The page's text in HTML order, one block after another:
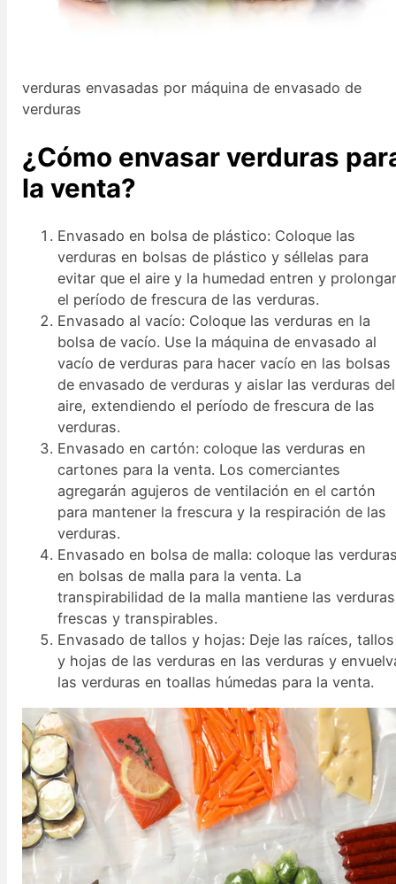
verduras envasadas por máquina de envasado de
verduras
¿Cómo envasar verduras
la venta?
Envasado en bolsa de plástico: Coloque las
verduras en bolsas de plástico y séllelas para
evitar que el aire y la humedad entren y
el período de frescura de las verduras.
Envasado al vacío: Coloque las verduras en la
bolsa de vacío. Use la máquina de envasado al
vacío de verduras para hacer vacío en las bolsas
de envasado de verduras y aislar las verduras del
aire, extendiendo el período de frescura de las
verduras.
Envasado en cartón: coloque las verduras en
cartones para la venta. Los comerciantes
agregarán agujeros de ventilación en el cartón
para mantener la frescura y la respiración de las
verduras.
Envasado en bolsa de malla: coloque las
en bolsas de malla para la venta. La
transpirabilidad de la malla mantiene las verduras
frescas y transpirables.
Envasado de tallos y hojas: Deje las raíces, tallos
y hojas de las verduras en las verduras y
las verduras en toallas húmedas para la venta.